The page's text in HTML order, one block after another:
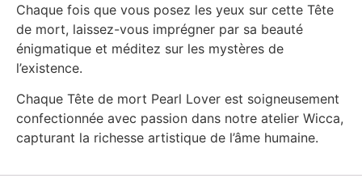
Chaque fois que vous posez les yeux sur cette Tête
de mort, laissez-vous imprégner par sa beauté
énigmatique et méditez sur les mystères de
l’existence.
Chaque Tête de mort Pearl Lover est soigneusement
confectionnée avec passion dans notre atelier Wicca,
capturant la richesse artistique de l’âme humaine.